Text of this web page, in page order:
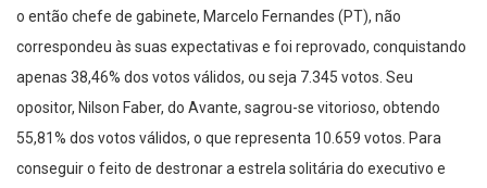
o então chefe de gabinete, Marcelo Fernandes (PT), não
correspondeu às suas expectativas e foi reprovado, conquistando
apenas 38,46% dos votos válidos, ou seja 7.345 votos. Seu
opositor, Nilson Faber, do Avante, sagrou-se vitorioso, obtendo
55,81% dos votos válidos, o que representa 10.659 votos. Para
conseguir o feito de destronar a estrela solitária do executivo e